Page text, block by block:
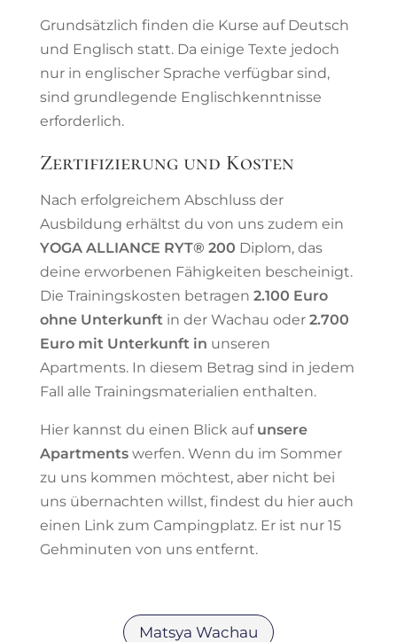
Grundsätzlich finden die Kurse auf Deutsch
und Englisch statt. Da einige Texte jedoch
nur in englischer Sprache verfügbar sind,
sind grundlegende Englischkenntnisse
erforderlich.
Zertifizierung und Kosten
Nach erfolgreichem Abschluss der
Ausbildung erhältst du von uns zudem ein
YOGA ALLIANCE RYT® 200 Diplom, das
deine erworbenen Fähigkeiten bescheinigt.
Die Trainingskosten betragen 2.100 Euro
ohne Unterkunft in der Wachau oder 2.700
Euro mit Unterkunft in unseren
Apartments. In diesem Betrag sind in jedem
Fall alle Trainingsmaterialien enthalten.
Hier kannst du einen Blick auf unsere
Apartmentswerfen. Wenn du im Sommer
zu uns kommen möchtest, aber nicht bei
uns übernachten willst, findest du hier auch
einen Link zum Campingplatz. Er ist nur 15
Gehminuten von uns entfernt.
Matsya Wachau